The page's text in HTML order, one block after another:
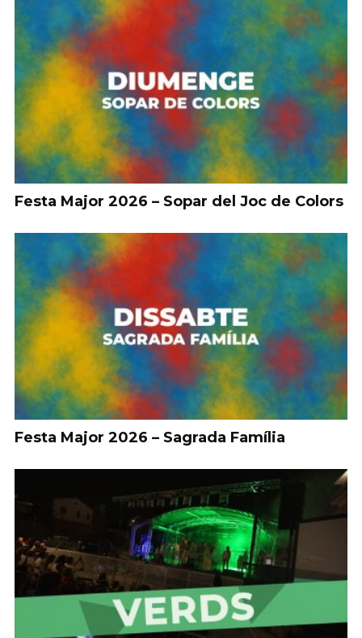
Festa Major 2026 – Sopar del Joc de Colors
Festa Major 2026 – Sagrada Família